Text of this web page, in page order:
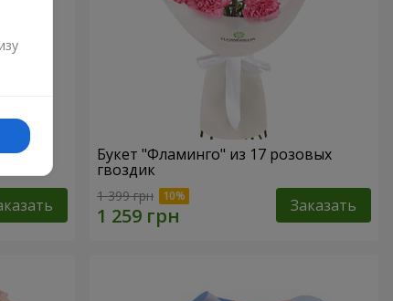
Букет "Фламинго" из 17 розовых
гвоздик
1 399 грн Заказать